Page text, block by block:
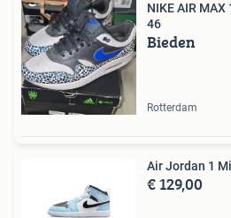
NIKE AIR MAX
46
Bieden
Rotterdam
Air Jordan 1
€ 129,00